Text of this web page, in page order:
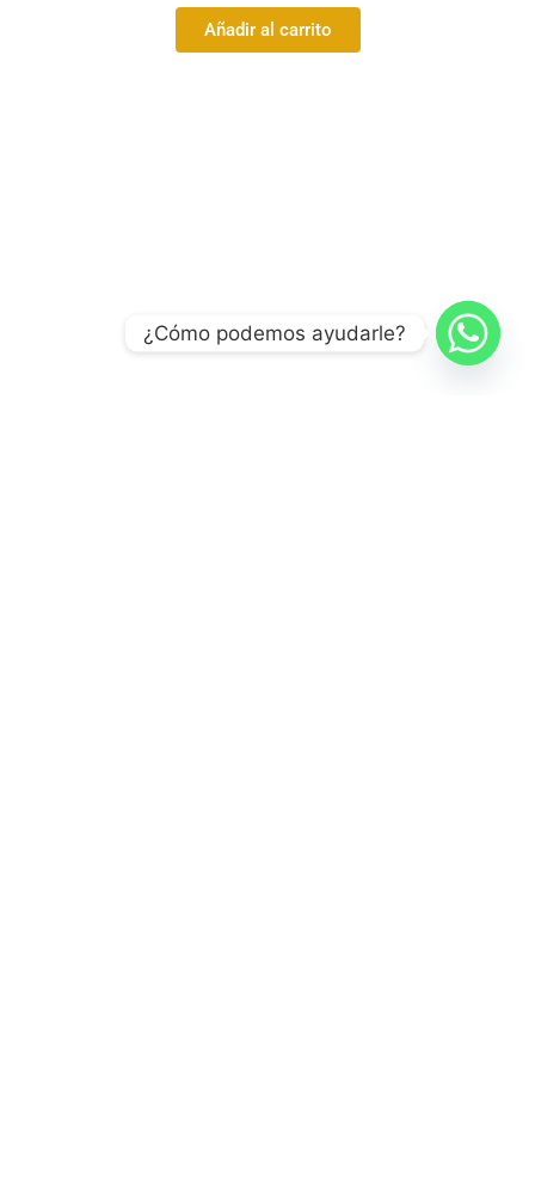
Añadir al carrito
¿Cómo podemos ayudarle?